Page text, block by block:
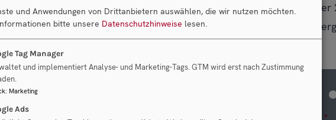
flächen- wie auch produktmäßigen Expansion hatte. Im
der bisherige Eigentümer kann sich nach der vereinbarten
und Anwendungen von Drittanbietern auswählen, die wir nutzen möchten.
bitte unsere Datenschutzhinweise lesen.
Tag Manager
und implementiert Analyse- und Marketing-Tags. GTM wird erst nach Zustimmung
: Marketing
Ads